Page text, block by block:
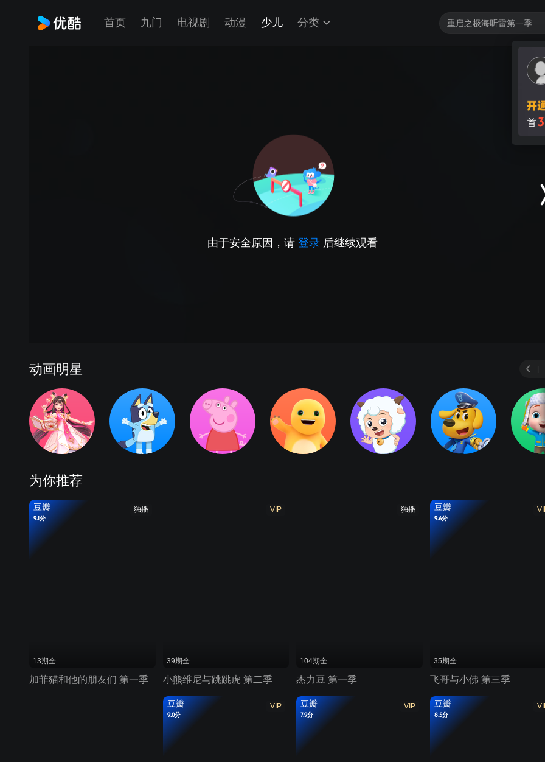
首页 九门 电视剧 动漫 少儿 分类
首3
由于安全原因，请 登录 后继续观看
动画明星
为你推荐
独播
豆瓣
9.1分
13期全
加菲猫和他的朋友们 第一季
VIP
39期全
小熊维尼与跳跳虎 第二季
独播
104期全
杰力豆 第一季
豆瓣
9.6分
35期全
飞哥与小佛 第三季
VIP
豆瓣
9.0分
VIP
豆瓣
7.9分
豆瓣
8.5分